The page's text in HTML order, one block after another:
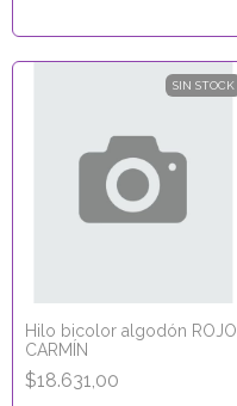
SIN STOCK
Hilo bicolor algodón ROJO
CARMÍN
$18.631,00